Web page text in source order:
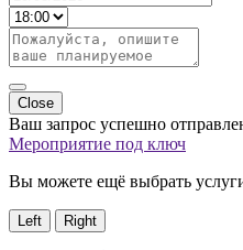
Close
Ваш запрос успешно
Мероприятие под ключ
Вы можете ещё выбрать
Left Right